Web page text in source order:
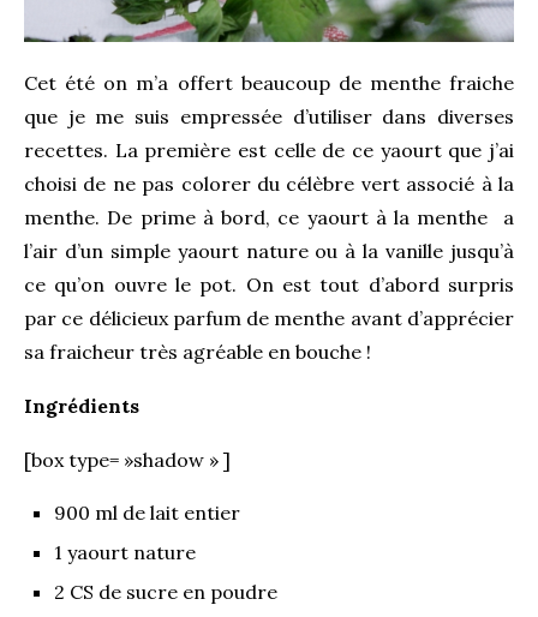
Cet été on m’a offert beaucoup de menthe fraiche
que je me suis empressée d’utiliser dans diverses
recettes. La première est celle de ce yaourt que j’ai
choisi de ne pas colorer du célèbre vert associé à la
menthe. De prime à bord, ce yaourt à la menthe a
l’air d’un simple yaourt nature ou à la vanille jusqu’à
ce qu’on ouvre le pot. On est tout d’abord surpris
par ce délicieux parfum de menthe avant d’apprécier
sa fraicheur très agréable en bouche !
Ingrédients
[box type= »shadow » ]
900 ml de lait entier
1 yaourt nature
2 CS de sucre en poudre